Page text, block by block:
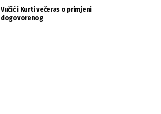
Vučić i Kurti večeras o primjeni
dogovorenog